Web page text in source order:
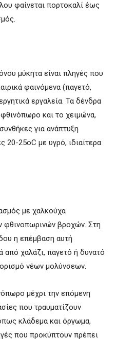
φαίνεται πορτοκαλί έως
μύκητα είναι πληγές που
φαινόμενα (παγετό,
εργαλεία. Τα δένδρα
και το χειμώνα,
για ανάπτυξη
20-25οC με υγρό, ιδιαίτερα
με χαλκούχα
φθινοπωρινών βροχών. Στη
η επέμβαση αυτή
από χαλάζι, παγετό ή δυνατό
νέων μολύνσεων.
μέχρι την επόμενη
που τραυματίζουν
κλάδεμα και όργωμα,
που προκύπτουν πρέπει